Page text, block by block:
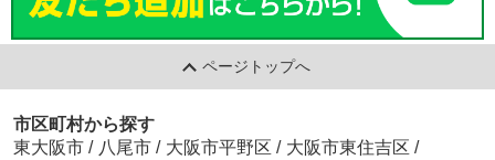
ページトップへ
市区町村から探す
東大阪市 / 八尾市 / 大阪市平野区 / 大阪市東住吉区 /